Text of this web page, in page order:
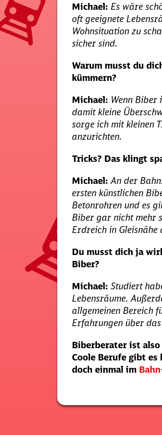
Michael: Es wäre
oft geeignete
Wohnsituation zu
sicher sind.
Warum musst du
kümmern?
Michael: Wenn Biber
damit kleine
sorge ich mit kleinen
anzurichten.
Tricks? Das klingt
Michael: An der
ersten künstlichen
Betonrohren und es
Biber gar nicht mehr
Erdreich in Gleisnähe
Du musst dich ja
Biber?
Michael: Studiert
Lebensräume.
allgemeinen Bereich
Erfahrungen über
Biberberater ist also
Coole Berufe gibt es
doch einmal im